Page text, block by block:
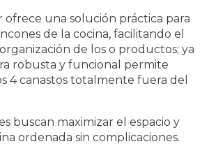
ofrece una solución práctica para
de la cocina, facilitando el
de los o productos; ya
robusta y funcional permite
4 canastos totalmente fuera del
buscan maximizar el espacio y
ordenada sin complicaciones.